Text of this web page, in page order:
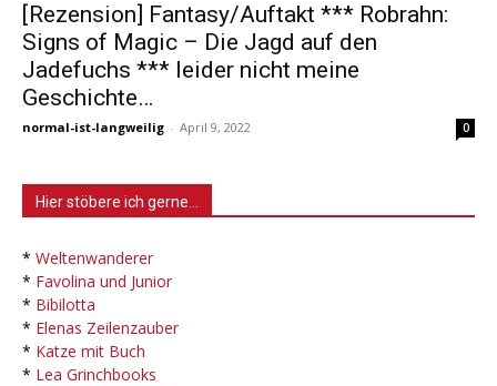
[Rezension] Fantasy/Auftakt *** Robrahn:
Signs of Magic – Die Jagd auf den
Jadefuchs *** leider nicht meine
Geschichte…
normal-ist-langweilig - April 9, 2022 0
Hier stöbere ich gerne…
* Weltenwanderer
* Favolina und Junior
* Bibilotta
* Elenas Zeilenzauber
* Katze mit Buch
* Lea Grinchbooks